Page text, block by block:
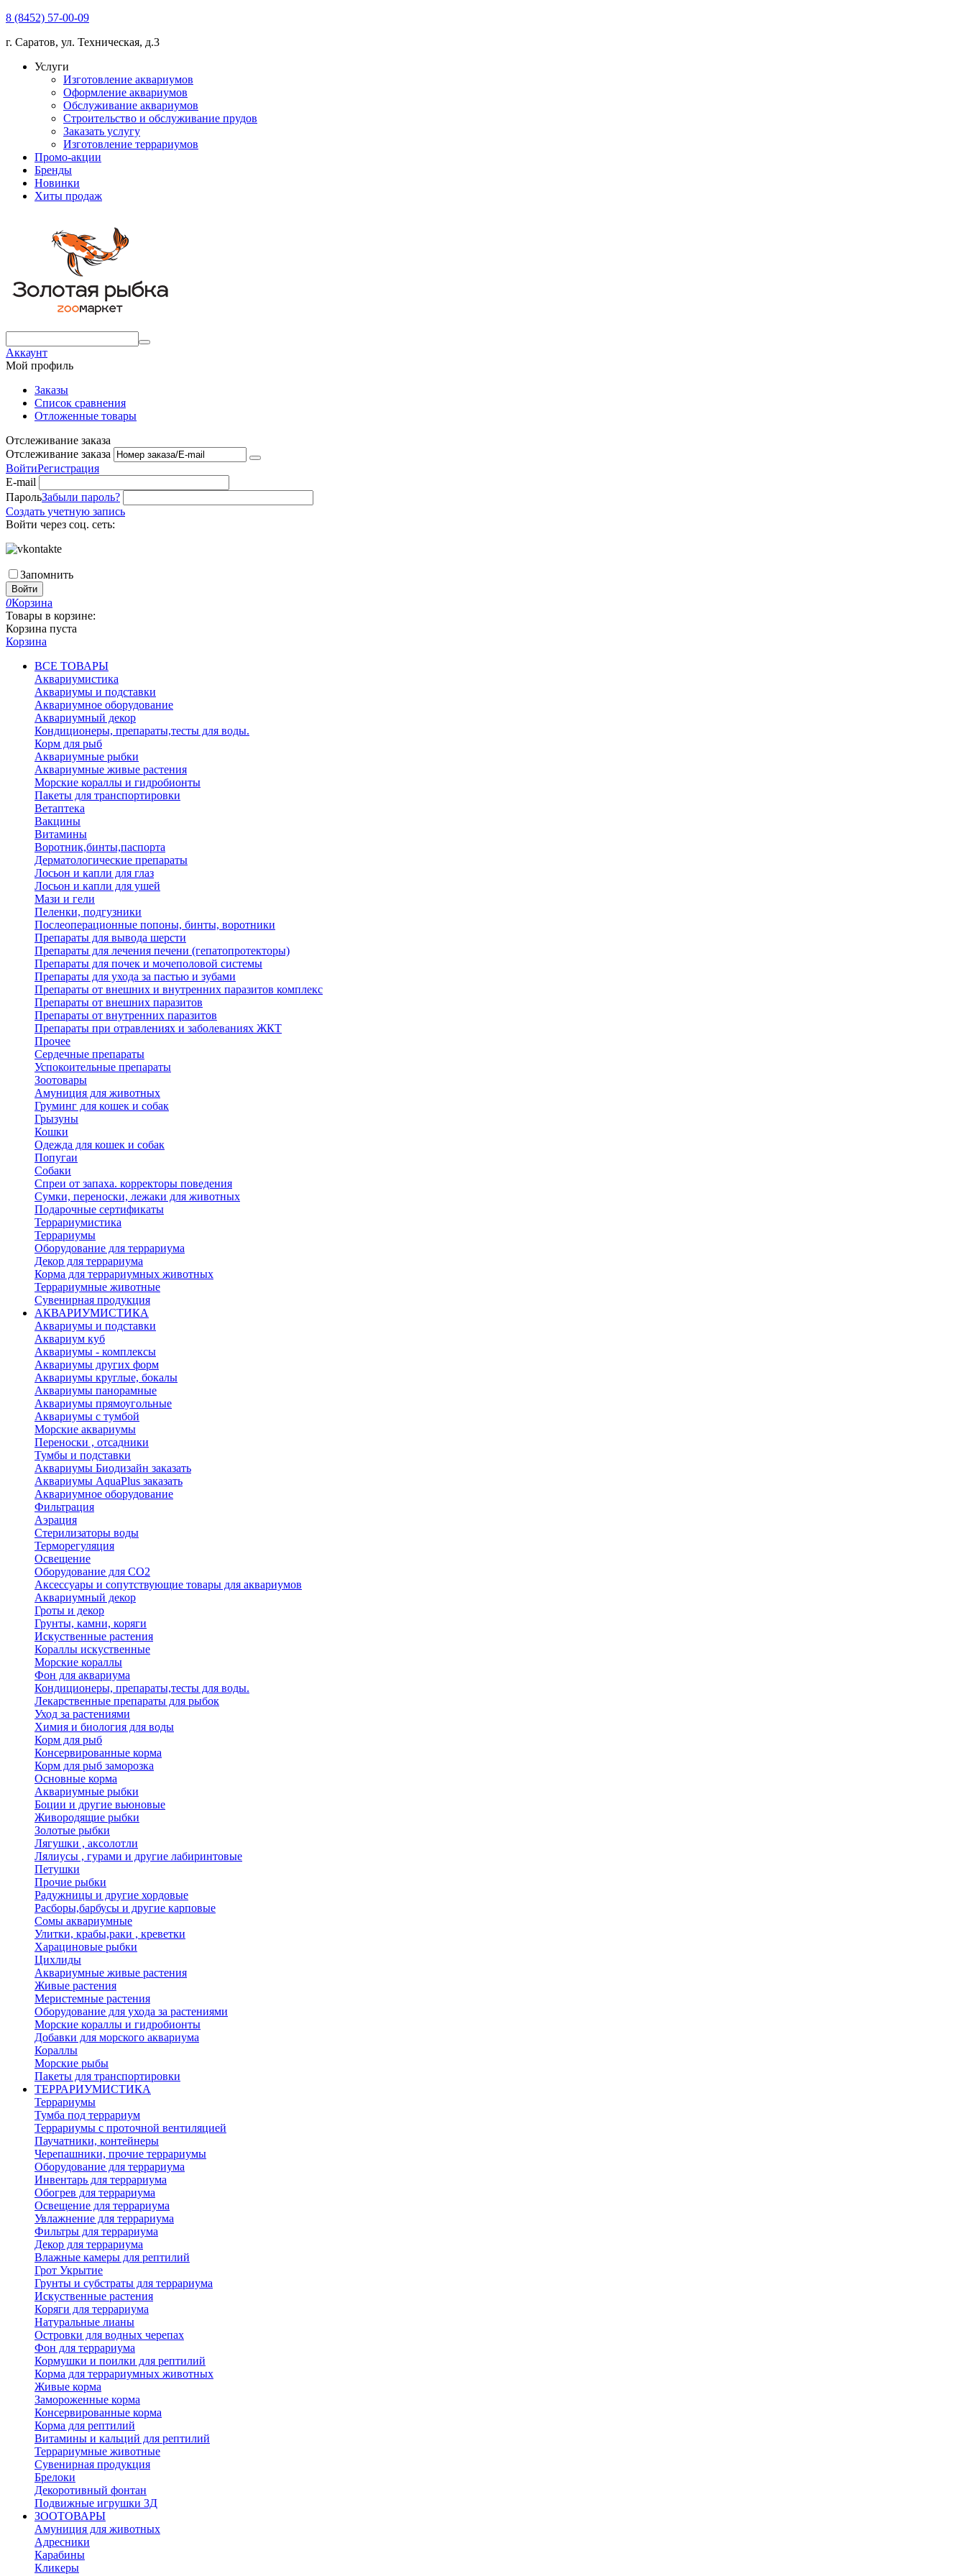
8 (8452) 57-00-09
г. Саратов, ул. Техническая, д.3
Услуги
Изготовление аквариумов
Оформление аквариумов
Обслуживание аквариумов
Строительство и обслуживание прудов
Заказать услугу
Изготовление террариумов
Промо-акции
Бренды
Новинки
Хиты продаж
Аккаунт
Мой профиль
Заказы
Список сравнения
Отложенные товары
Отслеживание заказа
Отслеживание заказа
ВойтиРегистрация
E-mail
ПарольЗабыли пароль?
Создать учетную запись
Войти через соц. сеть:
Запомнить
Войти
0Корзина
Товары в корзине:
Корзина пуста
Корзина
ВСЕ ТОВАРЫ
Аквариумистика
Аквариумы и подставки
Аквариумное оборудование
Аквариумный декор
Кондиционеры, препараты,тесты для воды.
Корм для рыб
Аквариумные рыбки
Аквариумные живые растения
Морские кораллы и гидробионты
Пакеты для транспортировки
Ветаптека
Вакцины
Витамины
Воротник,бинты,паспорта
Дерматологические препараты
Лосьон и капли для глаз
Лосьон и капли для ушей
Мази и гели
Пеленки, подгузники
Послеоперационные попоны, бинты, воротники
Препараты для вывода шерсти
Препараты для лечения печени (гепатопротекторы)
Препараты для почек и мочеполовой системы
Препараты для ухода за пастью и зубами
Препараты от внешних и внутренних паразитов комплекс
Препараты от внешних паразитов
Препараты от внутренних паразитов
Препараты при отравлениях и заболеваниях ЖКТ
Прочее
Сердечные препараты
Успокоительные препараты
Зоотовары
Амуниция для животных
Груминг для кошек и собак
Грызуны
Кошки
Одежда для кошек и собак
Попугаи
Собаки
Спреи от запаха. корректоры поведения
Сумки, переноски, лежаки для животных
Подарочные сертификаты
Террариумистика
Террариумы
Оборудование для террариума
Декор для террариума
Корма для террариумных животных
Террариумные животные
Сувенирная продукция
АКВАРИУМИСТИКА
Аквариумы и подставки
Аквариум куб
Аквариумы - комплексы
Аквариумы других форм
Аквариумы круглые, бокалы
Аквариумы панорамные
Аквариумы прямоугольные
Аквариумы с тумбой
Морские аквариумы
Переноски , отсадники
Тумбы и подставки
Аквариумы Биодизайн заказать
Аквариумы AquaPlus заказать
Аквариумное оборудование
Фильтрация
Аэрация
Стерилизаторы воды
Терморегуляция
Освещение
Оборудование для CO2
Аксессуары и сопутствующие товары для аквариумов
Аквариумный декор
Гроты и декор
Грунты, камни, коряги
Искуственные растения
Кораллы искуственные
Морские кораллы
Фон для аквариума
Кондиционеры, препараты,тесты для воды.
Лекарственные препараты для рыбок
Уход за растениями
Химия и биология для воды
Корм для рыб
Консервированные корма
Корм для рыб заморозка
Основные корма
Аквариумные рыбки
Боции и другие вьюновые
Живородящие рыбки
Золотые рыбки
Лягушки , аксолотли
Лялиусы , гурами и другие лабиринтовые
Петушки
Прочие рыбки
Радужницы и другие хордовые
Расборы,барбусы и другие карповые
Сомы аквариумные
Улитки, крабы,раки , креветки
Харациновые рыбки
Цихлиды
Аквариумные живые растения
Живые растения
Меристемные растения
Оборудование для ухода за растениями
Морские кораллы и гидробионты
Добавки для морского аквариума
Кораллы
Морские рыбы
Пакеты для транспортировки
ТЕРРАРИУМИСТИКА
Террариумы
Тумба под террариум
Террариумы с проточной вентиляцией
Паучатники, контейнеры
Черепашники, прочие террариумы
Оборудование для террариума
Инвентарь для террариума
Обогрев для террариума
Освещение для террариума
Увлажнение для террариума
Фильтры для террариума
Декор для террариума
Влажные камеры для рептилий
Грот Укрытие
Грунты и субстраты для террариума
Искуственные растения
Коряги для террариума
Натуральные лианы
Островки для водных черепах
Фон для террариума
Кормушки и поилки для рептилий
Корма для террариумных животных
Живые корма
Замороженные корма
Консервированные корма
Корма для рептилий
Витамины и кальций для рептилий
Террариумные животные
Сувенирная продукция
Брелоки
Декоротивный фонтан
Подвижные игрушки 3Д
ЗООТОВАРЫ
Амуниция для животных
Адресники
Карабины
Кликеры